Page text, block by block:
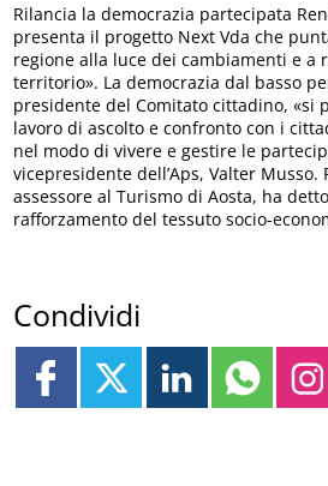
Rilancia la democrazia partecipata
presenta il progetto Next Vda che
regione alla luce dei cambiamenti e a
territorio». La democrazia dal basso
presidente del Comitato cittadino, «si
lavoro di ascolto e confronto con i
nel modo di vivere e gestire le
vicepresidente dell’Aps, Valter Musso.
assessore al Turismo di Aosta, ha
rafforzamento del tessuto socio-
Condividi